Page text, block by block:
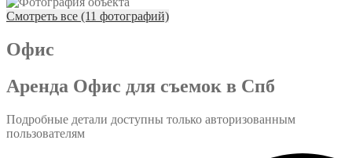
Смотреть все (11 фотографий)
Офис
Аренда Офис для съемок в Спб
Подробные детали доступны только авторизованным
пользователям